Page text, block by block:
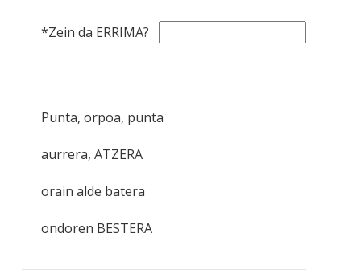
*Zein da ERRIMA?
Punta, orpoa, punta
aurrera, ATZERA
orain alde batera
ondoren BESTERA